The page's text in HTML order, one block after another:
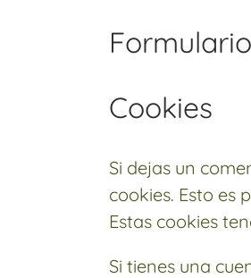
Cookies
Si dejas un
cookies. Esto es
Estas cookies
Si tienes una